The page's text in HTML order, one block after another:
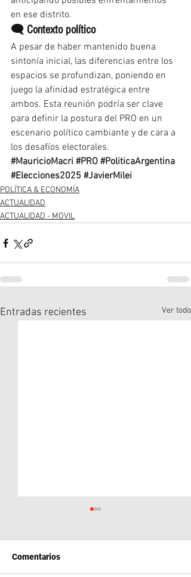
en ese distrito.
🗨️ Contexto político
A pesar de haber mantenido buena
sintonía inicial, las diferencias entre los
espacios se profundizan, poniendo en
juego la afinidad estratégica entre
ambos. Esta reunión podría ser clave
para definir la postura del PRO en un
escenario político cambiante y de cara a
los desafíos electorales.
#MauricioMacri #PRO #PoliticaArgentina
#Elecciones2025 #JavierMilei
POLÍTICA & ECONOMÍA
ACTUALIDAD
ACTUALIDAD - MOVIL
Entradas recientes Ver todo
Comentarios